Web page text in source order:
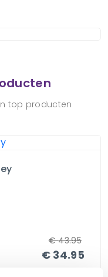
top producten
€ 34.95
€43.95